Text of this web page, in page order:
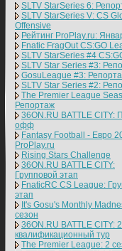
SLTV StarSeries 6:
SLTV StarSeries V: CS
Offensive
Рейтинг ProPlay.ru:
Fnatic FragOut CS:GO
SLTV StarSeries #4
SLTV Star Series #3:
GosuLeague #3:
SLTV Star Series #2:
The Premier League
Репортаж
36ON.RU BATTLE CITY:
офф
Fantasy Football - Евро
ProPlay.ru
Rising Stars Challenge
36ON.RU BATTLE CITY:
Групповой этап
FnaticRC CS League:
этап
It's Gosu's Monthly
сезон
36ON.RU BATTLE CITY:
квалификационный тур
The Premier League: 2